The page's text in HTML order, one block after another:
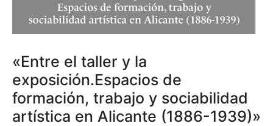
«Entre el taller y la
exposición.Espacios de
formación, trabajo y sociabilidad
artística en Alicante (1886-1939)»